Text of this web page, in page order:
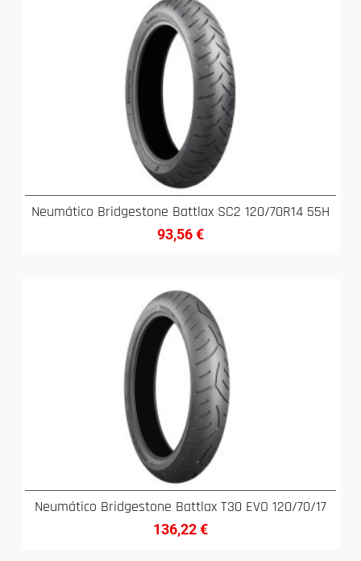
Neumático Bridgestone Battlax SC2 120/70R14 55H
93,56€
Neumático Bridgestone Battlax T30 EVO 120/70/17
136,22€